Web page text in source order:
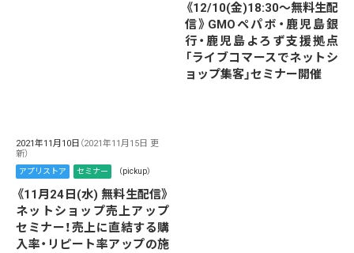
《12/10(金)18:30～無料生配
信》GMOペパボ・鹿児島銀
行・鹿児島よろず支援拠点
「ライブコマースでネットシ
ョップ集客」セミナー開催
2021年11月10日 （2021年11月15日 更
新）
アプリストア セミナー （pickup）
《11月24日(水) 無料生配信》
ネットショップ売上アップ
セミナー！売上に直結する購
入率・リピート率アップの施